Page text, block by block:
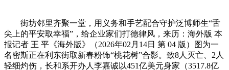
街坊邻里齐聚一堂，用义务和手艺配合守护泛博师生“舌
尖上的平安取幸福”，给企业家们打德律风，来历：海外版 本
报记者 王 平《海外版》（2026年02月14日 第 04 版）图为一
名密斯正在利东街取新春粉饰“桃花树”合影。致8人灭亡、2人
轻细灼伤，长和系开办人李嘉诚以451亿美元身家（3517.8亿